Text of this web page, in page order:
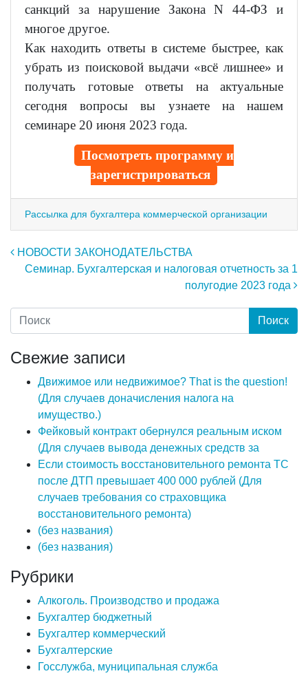
санкций за нарушение Закона N 44-ФЗ и
многое другое.
Как находить ответы в системе быстрее, как
убрать из поисковой выдачи «всё лишнее» и
получать готовые ответы на актуальные
сегодня вопросы вы узнаете на нашем
семинаре 20 июня 2023 года.
Посмотреть программу и
зарегистрироваться
Рассылка для бухгалтера коммерческой организации
Навигация по записям
НОВОСТИ ЗАКОНОДАТЕЛЬСТВА
Семинар. Бухгалтерская и налоговая отчетность за 1
полугодие 2023 года
Свежие записи
Движимое или недвижимое? That is the question!
(Для случаев доначисления налога на
имущество.)
Фейковый контракт обернулся реальным иском
(Для случаев вывода денежных средств за
Если стоимость восстановительного ремонта ТС
после ДТП превышает 400 000 рублей (Для
случаев требования со страховщика
восстановительного ремонта)
(без названия)
(без названия)
Рубрики
Алкоголь. Производство и продажа
Бухгалтер бюджетный
Бухгалтер коммерческий
Бухгалтерские
Госслужба, муниципальная служба